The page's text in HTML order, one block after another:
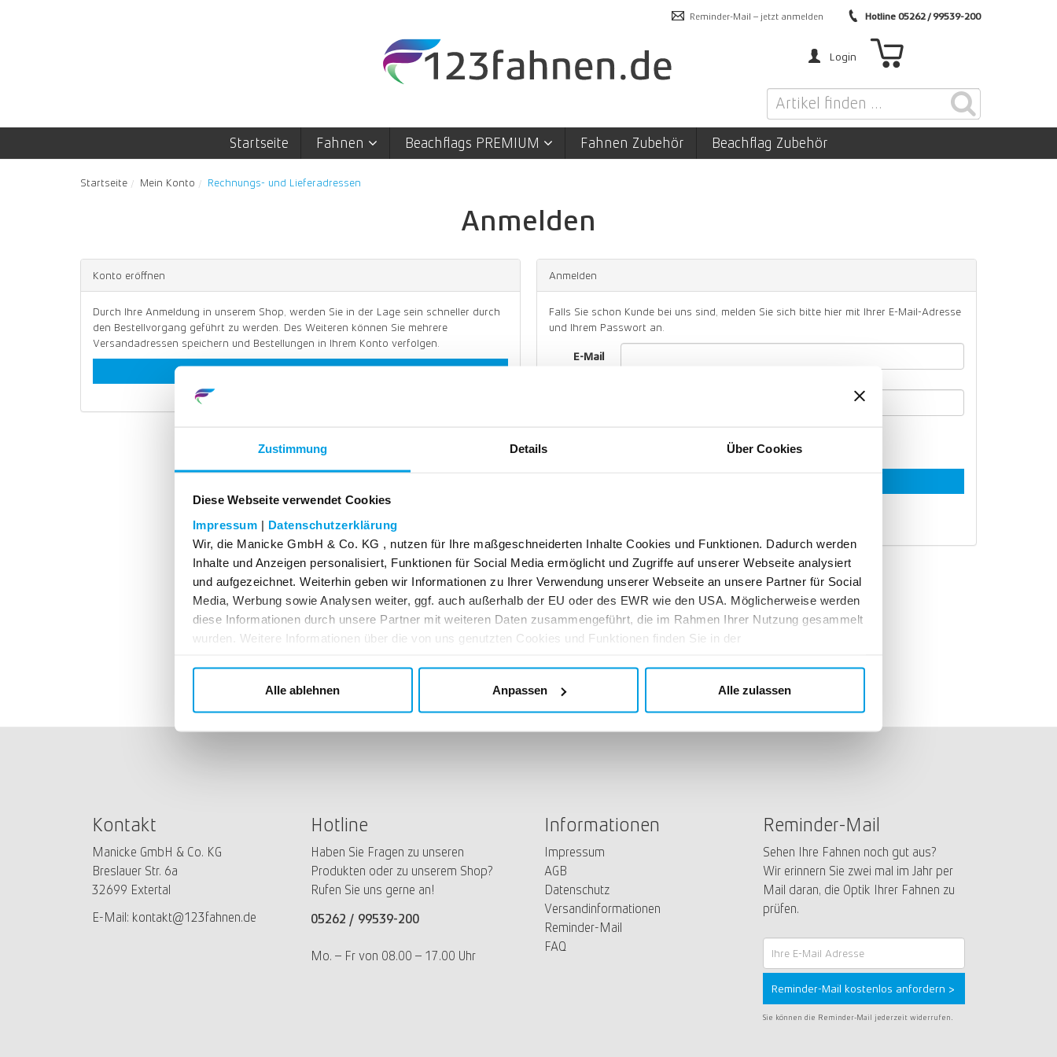
Zustimmung Details Über Cookies
Diese Webseite verwendet Cookies
Impressum | Datenschutzerklärung
Wir, die Manicke GmbH & Co. KG , nutzen für Ihre maßgeschneiderten Inhalte Cookies und Funktionen. Dadurch werden
Inhalte und Anzeigen personalisiert, Funktionen für Social Media ermöglicht und Zugriffe auf unserer Webseite analysiert
und aufgezeichnet. Weiterhin geben wir Informationen zu Ihrer Verwendung unserer Webseite an unsere Partner für Social
Media, Werbung sowie Analysen weiter, ggf. auch außerhalb der EU oder des EWR wie den USA. Möglicherweise werden
diese Informationen durch unsere Partner mit weiteren Daten zusammengeführt, die im Rahmen Ihrer Nutzung gesammelt
wurden. Weitere Informationen über die von uns genutzten Cookies und Funktionen finden Sie in der
Alle ablehnen Anpassen Alle zulassen
Hotline 05262 / 99539-200
Reminder-Mail – jetzt anmelden
Login
Startseite Fahnen Beachflags PREMIUM Fahnen Zubehör Beachflag Zubehör
Startseite Mein Konto Rechnungs- und Lieferadressen
Anmelden
Anmelden
Falls Sie schon Kunde bei uns sind, melden Sie sich bitte hier mit Ihrer E-Mail-Adresse
und Ihrem Passwort an.
E-Mail
Angemeldet bleiben
Konto eröffnen
Durch Ihre Anmeldung in unserem Shop, werden Sie in der Lage sein schneller durch
den Bestellvorgang geführt zu werden. Des Weiteren können Sie mehrere
Versandadressen speichern und Bestellungen in Ihrem Konto verfolgen.
Konto eröffnen
die bei Abschluss eines Rechtsgeschäfts in Ausübung ihrer gewerblichen oder selbständigen beruflichen Tätigkeit handelt, § 14 Abs. 1 BGB.
Kontakt
Manicke GmbH & Co. KG
Breslauer Str. 6a
32699 Extertal
E-Mail: kontakt@123fahnen.de
Hotline
Haben Sie Fragen zu unseren
Produkten oder zu unserem Shop?
Rufen Sie uns gerne an!
05262 / 99539-200
Mo. – Fr von 08.00 – 17.00 Uhr
Informationen
Impressum
AGB
Datenschutz
Versandinformationen
Reminder-Mail
FAQ
Reminder-Mail
Sehen Ihre Fahnen noch gut aus?
Wir erinnern Sie zwei mal im Jahr per
Mail daran, die Optik Ihrer Fahnen zu
prüfen.
Mail
Reminder-Mail kostenlos anfordern >
Sie können die Reminder-Mail jederzeit widerrufen.